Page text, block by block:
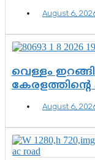
August 6,
വെള്ളം
കേരളത്തിന്റെ
August 6,